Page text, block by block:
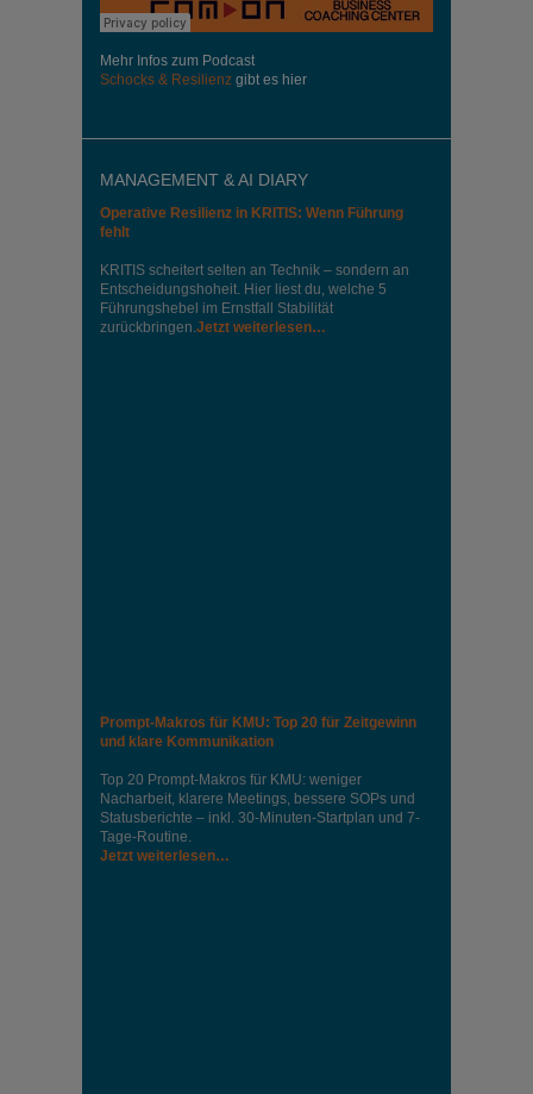
Mehr Infos zum Podcast
Schocks & Resilienz gibt es hier
MANAGEMENT & AI DIARY
Operative Resilienz in KRITIS: Wenn Führung
fehlt
KRITIS scheitert selten an Technik – sondern an
Entscheidungshoheit. Hier liest du, welche 5
Führungshebel im Ernstfall Stabilität
zurückbringen.Jetzt weiterlesen…
Prompt-Makros für KMU: Top 20 für Zeitgewinn
und klare Kommunikation
Top 20 Prompt-Makros für KMU: weniger
Nacharbeit, klarere Meetings, bessere SOPs und
Statusberichte – inkl. 30-Minuten-Startplan und 7-
Tage-Routine.
Jetzt weiterlesen…